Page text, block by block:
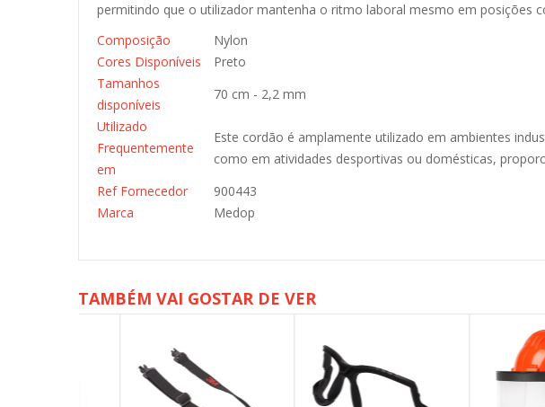
permitindo que o utilizador mantenha o ritmo laboral mesmo em posições
Composição
Nylon
Cores Disponíveis
Preto
Tamanhos
disponíveis
70 cm - 2,2 mm
Utilizado
Frequentemente
em
Este cordão é amplamente utilizado em ambientes
como em atividades desportivas ou domésticas,
Ref Fornecedor
900443
Marca
Medop
TAMBÉM VAI GOSTAR DE VER